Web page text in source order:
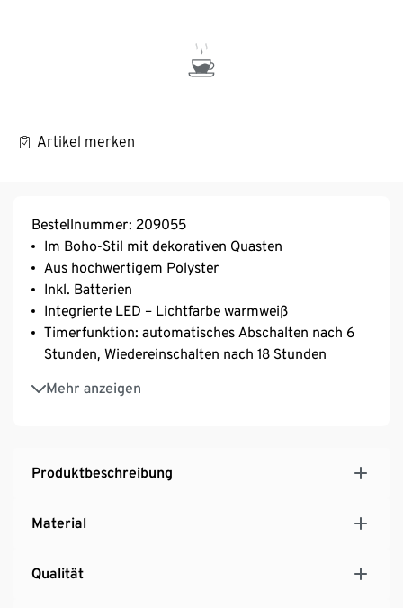
Artikel merken
Bestellnummer: 209055
Im Boho-Stil mit dekorativen Quasten
Aus hochwertigem Polyster
Inkl. Batterien
Integrierte LED – Lichtfarbe warmweiß
Timerfunktion: automatisches Abschalten nach 6
Stunden, Wiedereinschalten nach 18 Stunden
Mehr anzeigen
Ein-/Ausschalter auf der Unterseite
Produktbeschreibung
Material
Qualität